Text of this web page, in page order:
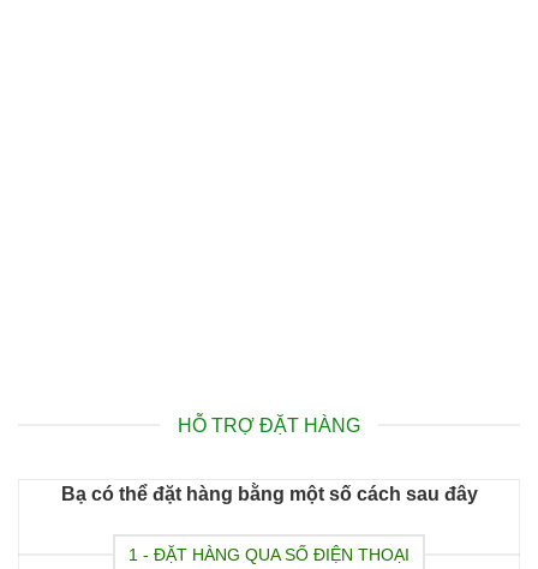
HỖ TRỢ ĐẶT HÀNG
Bạ có thể đặt hàng bằng một số cách sau đây
1 - ĐẶT HÀNG QUA SỐ ĐIỆN THOẠI